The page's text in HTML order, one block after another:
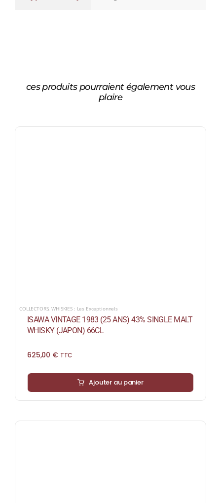
ces produits pourraient également vous
plaire
COLLECTORS,WHISKIES : Les Exceptionnels
ISAWA VINTAGE 1983 (25 ANS) 43% SINGLE MALT
WHISKY (JAPON) 66CL
625,00 € TTC
Ajouter au panier